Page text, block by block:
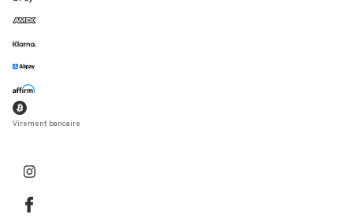
Virement bancaire